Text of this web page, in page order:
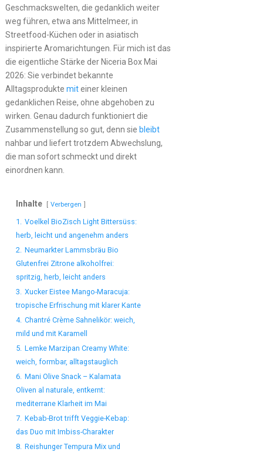
Geschmackswelten, die gedanklich weiter
weg führen, etwa ans Mittelmeer, in
Streetfood-Küchen oder in asiatisch
inspirierte Aromarichtungen. Für mich ist das
die eigentliche Stärke der Niceria Box Mai
2026: Sie verbindet bekannte
Alltagsprodukte miteiner kleinen
gedanklichen Reise, ohne abgehoben zu
wirken. Genau dadurch funktioniert die
Zusammenstellung so gut, denn sie bleibt
nahbar und liefert trotzdem Abwechslung,
die man sofort schmeckt und direkt
einordnen kann.
Inhalte Verbergen
1. Voelkel BioZisch Light Bittersüss:
herb, leicht und angenehm anders
2. Neumarkter Lammsbräu Bio
Glutenfrei Zitrone alkoholfrei:
spritzig, herb, leicht anders
3. Xucker Eistee Mango-Maracuja:
tropische Erfrischung mit klarer Kante
4. Chantré Crème Sahnelikör: weich,
mild und mit Karamell
5. Lemke Marzipan Creamy White:
weich, formbar, alltagstauglich
6. Mani Olive Snack – Kalamata
Oliven al naturale, entkernt:
mediterrane Klarheit im Mai
7. Kebab-Brot trifft Veggie-Kebap:
das Duo mit Imbiss-Charakter
8. Reishunger Tempura Mix und